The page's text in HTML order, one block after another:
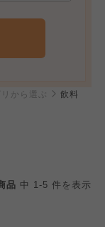
から選ぶ 飲料
品 中 1-5 件を表示